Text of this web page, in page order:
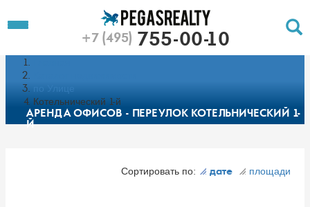
Toggle
Push
+7 (495) 755-00-10
Котельнический 1-й
АРЕНДА ОФИСОВ - ПЕРЕУЛОК КОТЕЛЬНИЧЕСКИЙ 1-
Й
Сортировать по: дате площади